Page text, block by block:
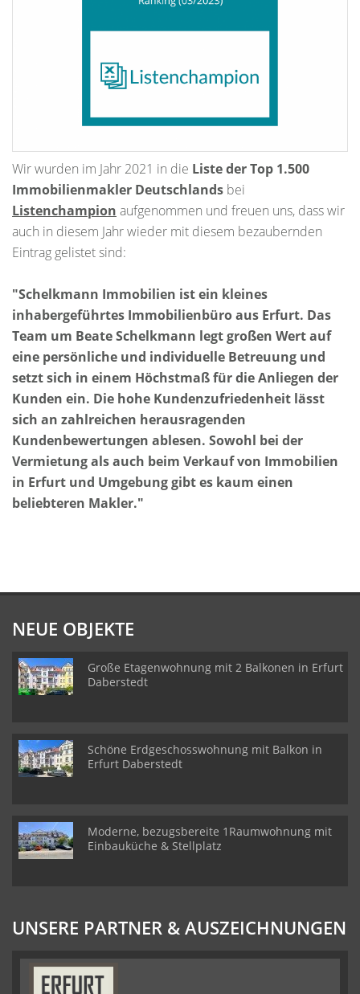
Wir wurden im Jahr 2021 in die Liste der Top 1.500
Immobilienmakler Deutschlands bei
Listenchampion aufgenommen und freuen uns, dass wir
auch in diesem Jahr wieder mit diesem bezaubernden
Eintrag gelistet sind:
"Schelkmann Immobilien ist ein kleines
inhabergeführtes Immobilienbüro aus Erfurt. Das
Team um Beate Schelkmann legt großen Wert auf
eine persönliche und individuelle Betreuung und
setzt sich in einem Höchstmaß für die Anliegen der
Kunden ein. Die hohe Kundenzufriedenheit lässt
sich an zahlreichen herausragenden
Kundenbewertungen ablesen. Sowohl bei der
Vermietung als auch beim Verkauf von Immobilien
in Erfurt und Umgebung gibt es kaum einen
beliebteren Makler."
NEUE OBJEKTE
Große Etagenwohnung mit 2 Balkonen in Erfurt
Daberstedt
Schöne Erdgeschosswohnung mit Balkon in
Erfurt Daberstedt
Moderne, bezugsbereite 1Raumwohnung mit
Einbauküche & Stellplatz
UNSERE PARTNER & AUSZEICHNUNGEN